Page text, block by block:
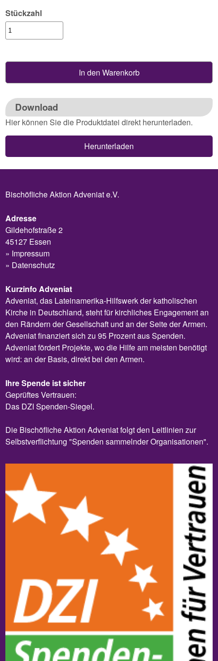
Stückzahl
Download
Hier können Sie die Produktdatei direkt herunterladen.
Herunterladen
Bischöfliche Aktion Adveniat e.V.
Adresse
Gildehofstraße 2
45127 Essen
Impressum
Datenschutz
Kurzinfo Adveniat
Adveniat, das Lateinamerika-Hilfswerk der katholischen
Kirche in Deutschland, steht für kirchliches Engagement an
den Rändern der Gesellschaft und an der Seite der Armen.
Adveniat finanziert sich zu 95 Prozent aus Spenden.
Adveniat fördert Projekte, wo die Hilfe am meisten benötigt
wird: an der Basis, direkt bei den Armen.
Ihre Spende ist sicher
Geprüftes Vertrauen:
Das DZI Spenden-Siegel.
Die Bischöfliche Aktion Adveniat folgt den Leitlinien zur
Selbstverflichtung "Spenden sammelnder Organisationen".